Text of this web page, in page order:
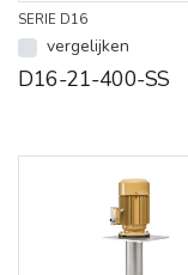
SERIE D16
vergelijken
D16-21-400-SS